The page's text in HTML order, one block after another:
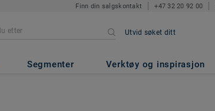
Finn din salgskontakt +47 32 20 92 00
Utvid søket ditt
Segmenter Verktøy og inspirasjon